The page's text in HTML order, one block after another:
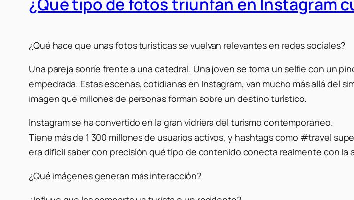
¿Qué tipo de fotos triunfan en Instagram
¿Qué hace que unas fotos turísticas se vuelvan relevantes en redes sociales?
Una pareja sonríe frente a una catedral. Una joven se toma un selfie con un
empedrada. Estas escenas, cotidianas en Instagram, van mucho más allá del
imagen que millones de personas forman sobre un destino turístico.
Instagram se ha convertido en la gran vidriera del turismo contemporáneo.
Tiene más de 1 300 millones de usuarios activos, y hashtagscomo #travel
era difícil saber con precisión qué tipo de contenido conecta realmente con la
¿Qué imágenes generan más interacción?